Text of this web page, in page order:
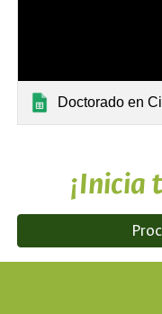
Doctorado en
¡Inicia